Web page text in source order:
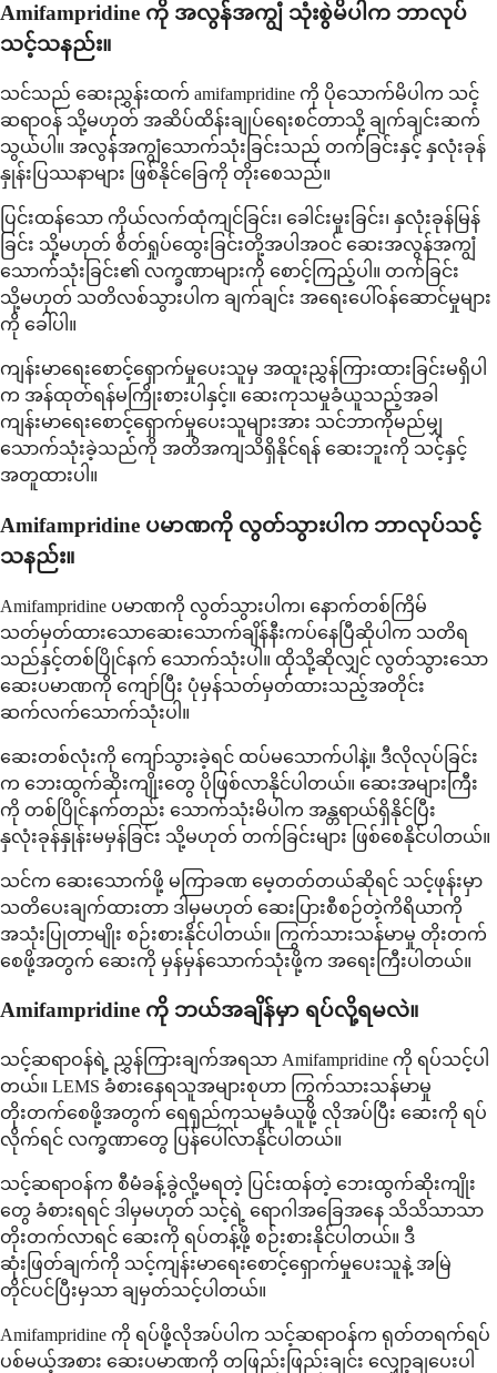
Amifampridine ကို အလွန်အကျွံ သုံးစွဲမိပါက ဘာလုပ်
သင့်သနည်း။
သင်သည် ဆေးညွှန်းထက် amifampridine ကို ပိုသောက်မိပါက သင့်
ဆရာဝန် သို့မဟုတ် အဆိပ်ထိန်းချုပ်ရေးစင်တာသို့ ချက်ချင်းဆက်
သွယ်ပါ။ အလွန်အကျွံသောက်သုံးခြင်းသည် တက်ခြင်းနှင့် နှလုံးခုန်
နှုန်းပြဿနာများ ဖြစ်နိုင်ခြေကို တိုးစေသည်။
ပြင်းထန်သော ကိုယ်လက်ထုံကျင်ခြင်း၊ ခေါင်းမူးခြင်း၊ နှလုံးခုန်မြန်
ခြင်း သို့မဟုတ် စိတ်ရှုပ်ထွေးခြင်းတို့အပါအဝင် ဆေးအလွန်အကျွံ
သောက်သုံးခြင်း၏ လက္ခဏာများကို စောင့်ကြည့်ပါ။ တက်ခြင်း
သို့မဟုတ် သတိလစ်သွားပါက ချက်ချင်း အရေးပေါ်ဝန်ဆောင်မှုများ
ကို ခေါ်ပါ။
ကျန်းမာရေးစောင့်ရှောက်မှုပေးသူမှ အထူးညွှန်ကြားထားခြင်းမရှိပါ
က အန်ထုတ်ရန်မကြိုးစားပါနှင့်။ ဆေးကုသမှုခံယူသည့်အခါ
ကျန်းမာရေးစောင့်ရှောက်မှုပေးသူများအား သင်ဘာကိုမည်မျှ
သောက်သုံးခဲ့သည်ကို အတိအကျသိရှိနိုင်ရန် ဆေးဘူးကို သင့်နှင့်
အတူထားပါ။
Amifampridine ပမာဏကို လွတ်သွားပါက ဘာလုပ်သင့်
သနည်း။
Amifampridine ပမာဏကို လွတ်သွားပါက၊ နောက်တစ်ကြိမ်
သတ်မှတ်ထားသောဆေးသောက်ချိန်နီးကပ်နေပြီဆိုပါက သတိရ
သည်နှင့်တစ်ပြိုင်နက် သောက်သုံးပါ။ ထိုသို့ဆိုလျှင် လွတ်သွားသော
ဆေးပမာဏကို ကျော်ပြီး ပုံမှန်သတ်မှတ်ထားသည့်အတိုင်း
ဆက်လက်သောက်သုံးပါ။
ဆေးတစ်လုံးကို ကျော်သွားခဲ့ရင် ထပ်မသောက်ပါနဲ့။ ဒီလိုလုပ်ခြင်း
က ဘေးထွက်ဆိုးကျိုးတွေ ပိုဖြစ်လာနိုင်ပါတယ်။ ဆေးအများကြီး
ကို တစ်ပြိုင်နက်တည်း သောက်သုံးမိပါက အန္တရာယ်ရှိနိုင်ပြီး
နှလုံးခုန်နှုန်းမမှန်ခြင်း သို့မဟုတ် တက်ခြင်းများ ဖြစ်စေနိုင်ပါတယ်။
သင်က ဆေးသောက်ဖို့ မကြာခဏ မေ့တတ်တယ်ဆိုရင် သင့်ဖုန်းမှာ
သတိပေးချက်ထားတာ ဒါမှမဟုတ် ဆေးပြားစီစဉ်တဲ့ကိရိယာကို
အသုံးပြုတာမျိုး စဉ်းစားနိုင်ပါတယ်။ ကြွက်သားသန်မာမှု တိုးတက်
စေဖို့အတွက် ဆေးကို မှန်မှန်သောက်သုံးဖို့က အရေးကြီးပါတယ်။
Amifampridine ကို ဘယ်အချိန်မှာ ရပ်လို့ရမလဲ။
သင့်ဆရာဝန်ရဲ့ ညွှန်ကြားချက်အရသာ Amifampridine ကို ရပ်သင့်ပါ
တယ်။ LEMS ခံစားနေရသူအများစုဟာ ကြွက်သားသန်မာမှု
တိုးတက်စေဖို့အတွက် ရေရှည်ကုသမှုခံယူဖို့ လိုအပ်ပြီး ဆေးကို ရပ်
လိုက်ရင် လက္ခဏာတွေ ပြန်ပေါ်လာနိုင်ပါတယ်။
သင့်ဆရာဝန်က စီမံခန့်ခွဲလို့မရတဲ့ ပြင်းထန်တဲ့ ဘေးထွက်ဆိုးကျိုး
တွေ ခံစားရရင် ဒါမှမဟုတ် သင့်ရဲ့ ရောဂါအခြေအနေ သိသိသာသာ
တိုးတက်လာရင် ဆေးကို ရပ်တန့်ဖို့ စဉ်းစားနိုင်ပါတယ်။ ဒီ
ဆုံးဖြတ်ချက်ကို သင့်ကျန်းမာရေးစောင့်ရှောက်မှုပေးသူနဲ့ အမြဲ
တိုင်ပင်ပြီးမှသာ ချမှတ်သင့်ပါတယ်။
Amifampridine ကို ရပ်ဖို့လိုအပ်ပါက သင့်ဆရာဝန်က ရုတ်တရက်ရပ်
ပစ်မယ့်အစား ဆေးပမာဏကို တဖြည်းဖြည်းချင်း လျှော့ချပေးပါ